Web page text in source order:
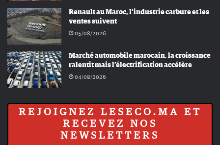
Renault au Maroc, l’industrie carbure et les
ventes suivent
05/08/2026
Marché automobile marocain, la croissance
ralentit mais l’électrification accélère
04/08/2026
REJOIGNEZ LESECO.MA ET
RECEVEZ NOS
NEWSLETTERS